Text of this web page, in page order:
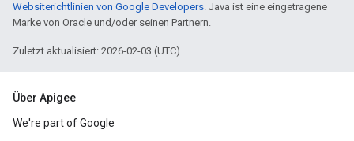
Websiterichtlinien von Google Developers. Java ist eine eingetragene
Marke von Oracle und/oder seinen Partnern.
Zuletzt aktualisiert: 2026-02-03 (UTC).
Über Apigee
We're part of Google